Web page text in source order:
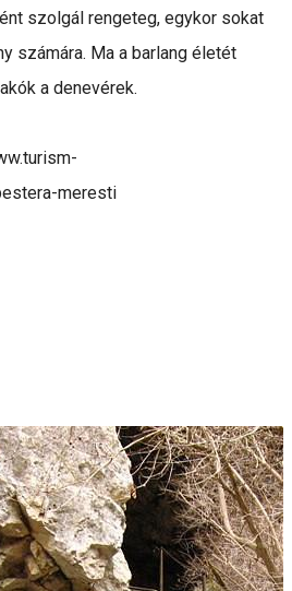
szolgál rengeteg, egykor sokat
számára. Ma a barlang életét
a denevérek.
meresti